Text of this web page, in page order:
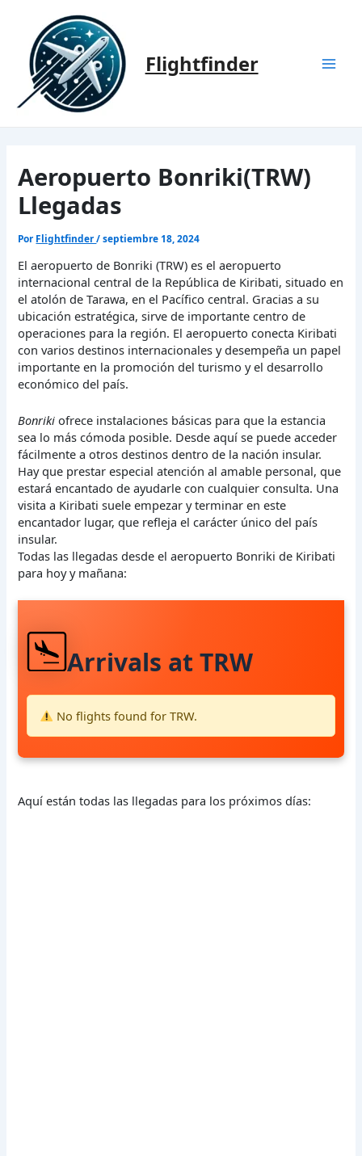
contenido
Flightfinder
Aeropuerto Bonriki(TRW)
Llegadas
Por Flightfinder/septiembre 18, 2024
El aeropuerto de Bonriki (TRW) es el aeropuerto
internacional central de la República de Kiribati, situado en
el atolón de Tarawa, en el Pacífico central. Gracias a su
ubicación estratégica, sirve de importante centro de
operaciones para la región. El aeropuerto conecta Kiribati
con varios destinos internacionales y desempeña un papel
importante en la promoción del turismo y el desarrollo
económico del país.
Bonriki ofrece instalaciones básicas para que la estancia
sea lo más cómoda posible. Desde aquí se puede acceder
fácilmente a otros destinos dentro de la nación insular.
Hay que prestar especial atención al amable personal, que
estará encantado de ayudarle con cualquier consulta. Una
visita a Kiribati suele empezar y terminar en este
encantador lugar, que refleja el carácter único del país
insular.
Todas las llegadas desde el aeropuerto Bonriki de Kiribati
para hoy y mañana:
Arrivals at TRW
No flights found for TRW.
Aquí están todas las llegadas para los próximos días: